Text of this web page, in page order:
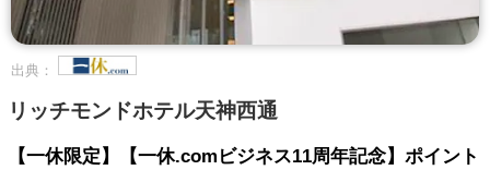
出典：
リッチモンドホテル天神西通
【一休限定】【一休.comビジネス11周年記念】ポイント